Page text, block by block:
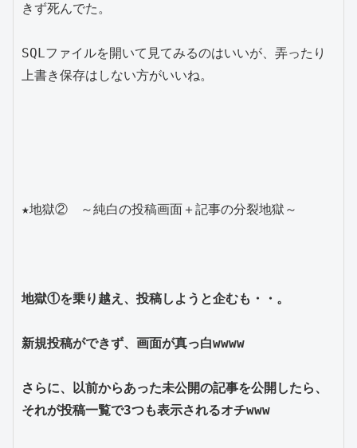
きず死んでた。
SQLファイルを開いて見てみるのはいいが、弄ったり
上書き保存はしない方がいいね。
★地獄②　～純白の投稿画面＋記事の分裂地獄～
地獄①を乗り越え、投稿しようと企むも・・。
新規投稿ができず、画面が真っ白wwww
さらに、以前からあった未公開の記事を公開したら、
それが投稿一覧で3つも表示されるオチwww